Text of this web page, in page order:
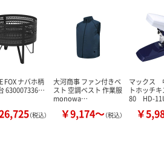
FOX ナバホ柄
630007336…
（税込）
大河商事 ファン付きベ
スト 空調ベスト 作業服
monowa…
￥9,174～（税込）
マックス
トホッチ
80 HD-
￥